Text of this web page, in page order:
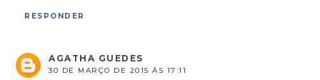
RESPONDER
AGATHA GUEDES
30 DE MARÇO DE 2015 ÀS 17:11